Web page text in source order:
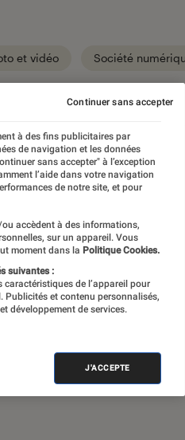
et vidéo Société
à des fins publicitaires par
de navigation et les données
sans accepter" à l’exception
l’aide dans votre navigation
de notre site, et pour
accèdent à des informations,
sur un appareil. Vous
moment dans la Politique Cookies.
suivantes :
de l’appareil pour
Publicités et contenu personnalisés,
développement de services.
J'ACCEPTE
Continuer sans accepter